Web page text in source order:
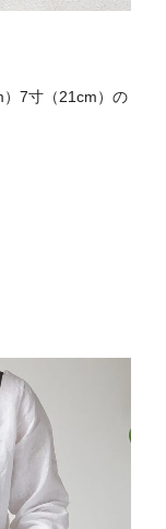
7寸（21cm）の